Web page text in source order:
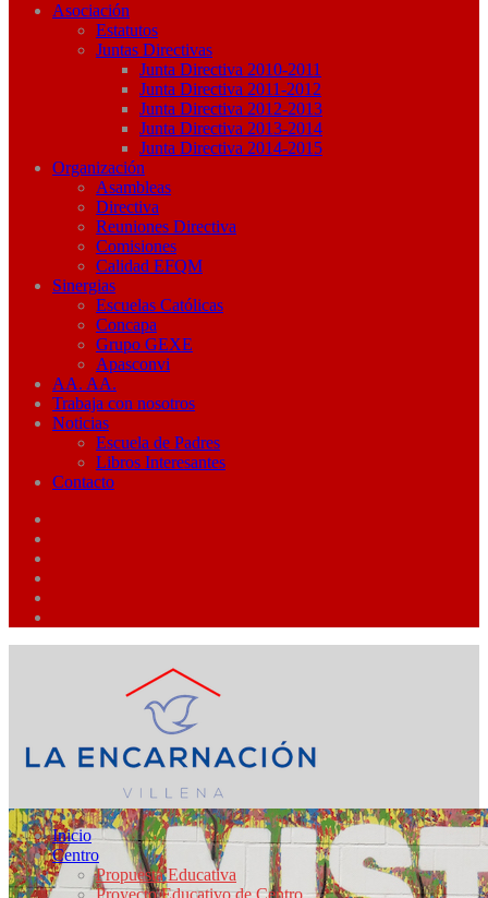
Asociación
Estatutos
Juntas Directivas
Junta Directiva 2010-2011
Junta Directiva 2011-2012
Junta Directiva 2012-2013
Junta Directiva 2013-2014
Junta Directiva 2014-2015
Organización
Asambleas
Directiva
Reuniones Directiva
Comisiones
Calidad EFQM
Sinergias
Escuelas Católicas
Concapa
Grupo GEXE
Apasconvi
AA. AA.
Trabaja con nosotros
Noticias
Escuela de Padres
Libros Interesantes
Contacto
Inicio
Centro
Propuesta Educativa
Proyecto Educativo de Centro